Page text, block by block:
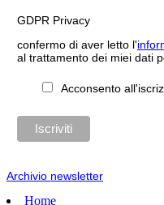
GDPR Privacy
confermo di aver letto l'
al trattamento dei miei dati
Acconsento
Archivio newsletter
Home